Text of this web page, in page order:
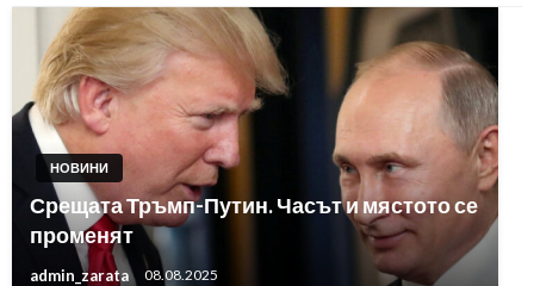
НОВИНИ
Срещата Тръмп-Путин. Часът и мястото се
променят
admin_zarata 08.08.2025